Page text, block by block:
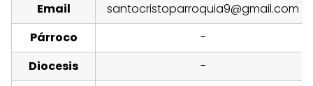
Email
santocristoparroquia9@gmail.com
Párroco
-
Diocesis
-